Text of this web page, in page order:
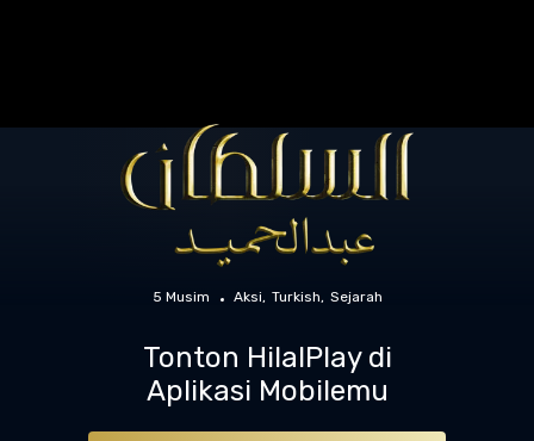
5 Musim Aksi Turkish Sejarah
Tonton HilalPlay di
Aplikasi Mobilemu